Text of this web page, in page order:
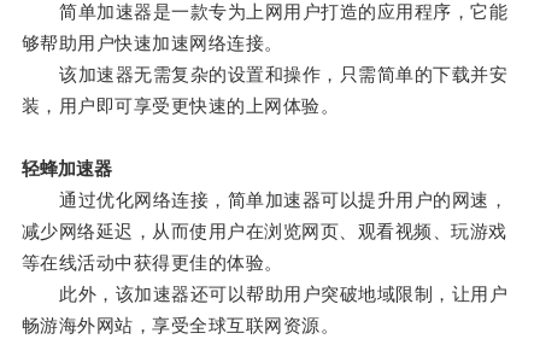
简单加速器是一款专为上网用户打造的应用程序，它能
够帮助用户快速加速网络连接。
该加速器无需复杂的设置和操作，只需简单的下载并安
装，用户即可享受更快速的上网体验。
轻蜂加速器
通过优化网络连接，简单加速器可以提升用户的网速，
减少网络延迟，从而使用户在浏览网页、观看视频、玩游戏
等在线活动中获得更佳的体验。
此外，该加速器还可以帮助用户突破地域限制，让用户
畅游海外网站，享受全球互联网资源。